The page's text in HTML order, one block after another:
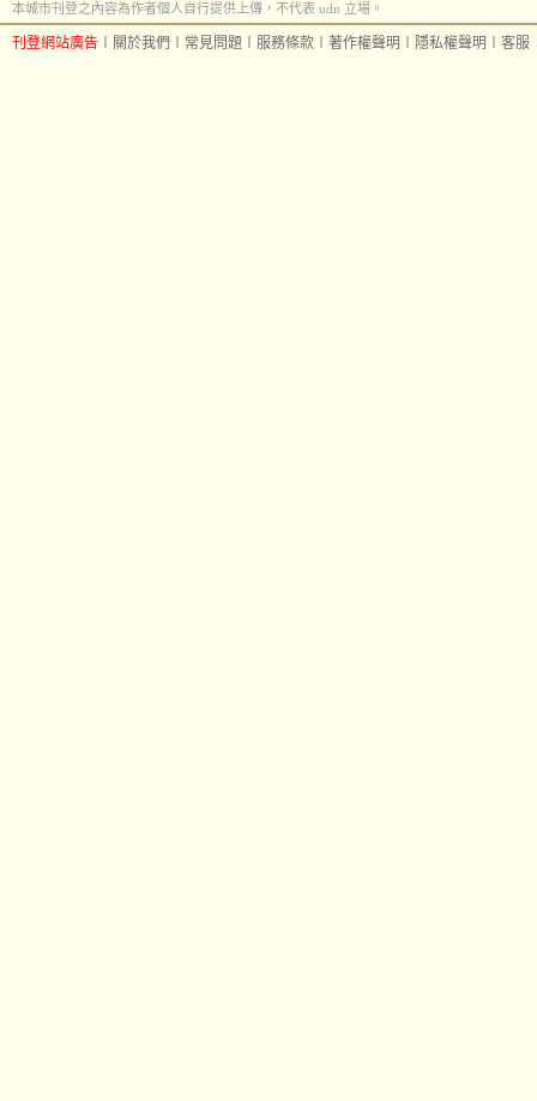
本城市刊登之內容為作者個人自行提供上傳，不代表 udn 立場。
刊登網站廣告 關於我們 常見問題 服務條款 著作權聲明 隱私權聲明 客服